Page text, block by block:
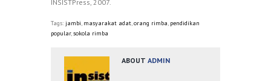
INSISTPress, 2007.
Tags: jambi, masyarakat adat,orang rimba, pendidikan
popular,sokola rimba
ABOUTADMIN